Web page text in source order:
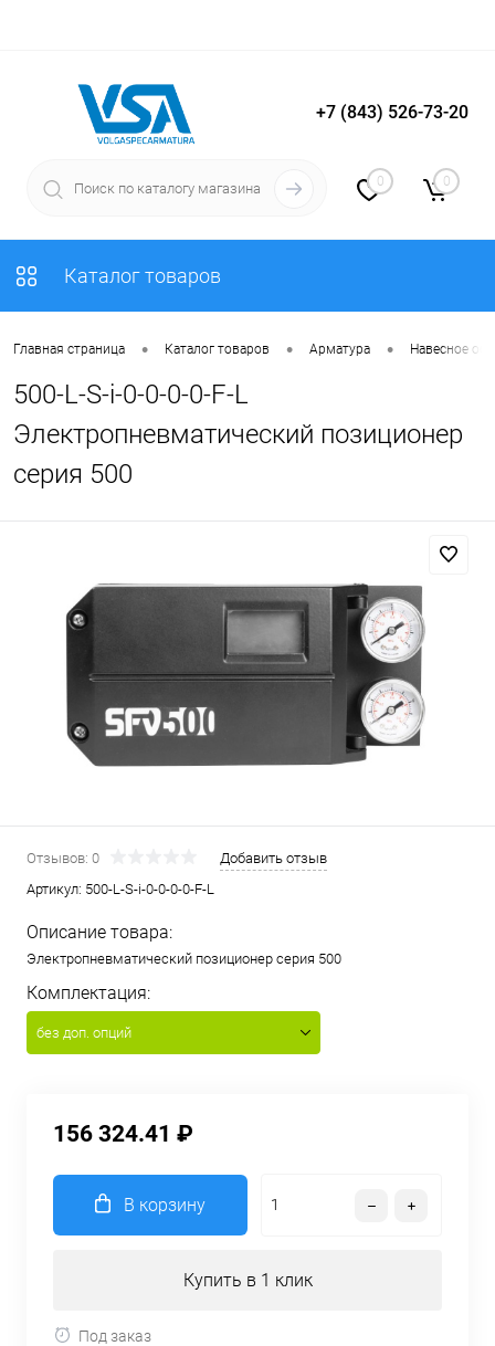
Вход Регистрация
+7 (843) 526-73-20
0 0
Каталог товаров
Главная страница • Каталог товаров • Арматура • Навесное
500-L-S-i-0-0-0-0-F-L
Электропневматический позиционер
серия 500
Отзывов: 0
Добавить отзыв
Артикул: 500-L-S-i-0-0-0-0-F-L
Описание товара:
Электропневматический позиционер серия 500
Комплектация:
без доп. опций
156 324.41 ₽
В корзину
Купить в 1 клик
Под заказ